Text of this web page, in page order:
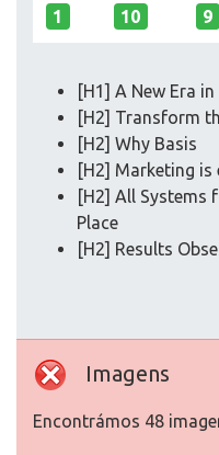
1 10 9
[H1] A New Era
[H2] Transform
[H2] Why Basis
[H2] Marketing is
[H2] All Systems
Place
[H2] Results
Imagens
Encontrámos 48